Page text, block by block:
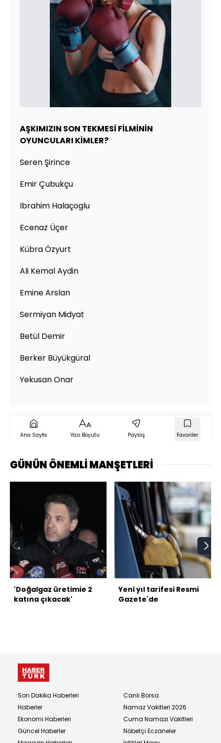
AŞKIMIZIN SON TEKMESİ FİLMİNİN
OYUNCULARI KİMLER?
Seren Şirince
Emir Çubukçu
Ibrahim Halaçoglu
Ecenaz Üçer
Kübra Özyurt
Ali Kemal Aydin
Emine Arslan
Sermiyan Midyat
Betül Demir
Berker Büyükgüral
Yekusan Onar
Ana Sayfa Yazı Boyutu Paylaş Favoriler
GÜNÜN ÖNEMLİ MANŞETLERİ
'Doğalgaz üretimie 2
katına çıkacak'
Yeni yıl tarifesi Resmi
Gazete'de
Son Dakika Haberleri
Haberler
Ekonomi Haberleri
Güncel Haberler
Canlı Borsa
Namaz Vakitleri 2026
Cuma Namazı Vakitleri
Nöbetçi Eczaneler